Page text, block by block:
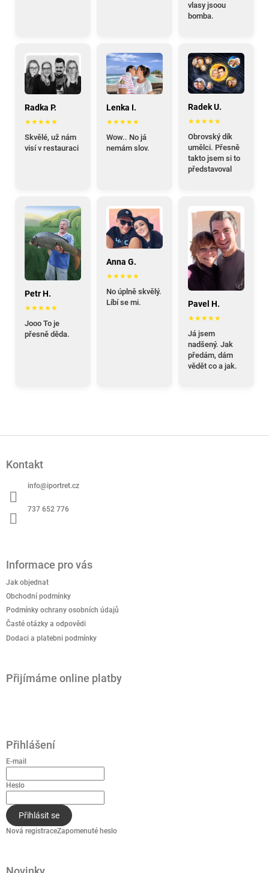
vlasy jsoou
bomba.
Radka P.
★★★★★
Skvělé, už nám
visí v restauraci
Lenka I.
★★★★★
Wow.. No já
nemám slov.
Radek U.
★★★★★
Obrovský dík
umělci. Přesně
takto jsem si to
představoval
Petr H.
★★★★★
Jooo To je
přesně děda.
Anna G.
★★★★★
No úplně skvělý.
Líbí se mi.
Pavel H.
★★★★★
Já jsem
nadšený. Jak
předám, dám
vědět co a jak.
Kontakt
info@iportret.cz
737 652 776
Informace pro vás
Jak objednat
Obchodní podmínky
Podmínky ochrany osobních údajů
Časté otázky a odpovědi
Dodaci a platebni podmínky
Přijímáme online platby
Přihlášení
E-mail
Heslo
Přihlásit se
Nová registraceZapomenuté heslo